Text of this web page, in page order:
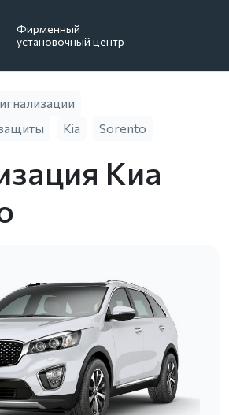
Фирменный
установочный центр
Kia Sorento
Киа